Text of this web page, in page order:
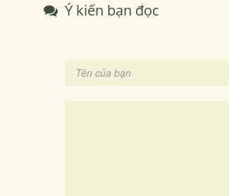
Ý kiến bạn đọc